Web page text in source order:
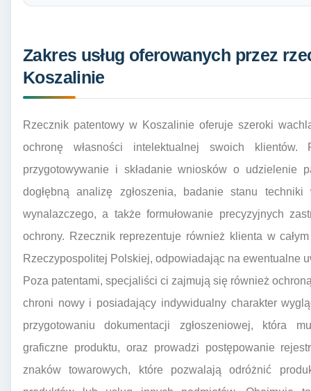
Zakres usług oferowanych przez
Koszalinie
Rzecznik patentowy w Koszalinie oferuje szeroki
ochronę własności intelektualnej swoich klientów.
przygotowywanie i składanie wniosków o udzielenie
dogłębną analizę zgłoszenia, badanie stanu
wynalazczego, a także formułowanie precyzyjnych
ochrony. Rzecznik reprezentuje również klienta w
Rzeczypospolitej Polskiej, odpowiadając na ewentualne
Poza patentami, specjaliści ci zajmują się również
chroni nowy i posiadający indywidualny charakter
przygotowaniu dokumentacji zgłoszeniowej, która
graficzne produktu, oraz prowadzi postępowanie
znaków towarowych, które pozwalają odróżnić